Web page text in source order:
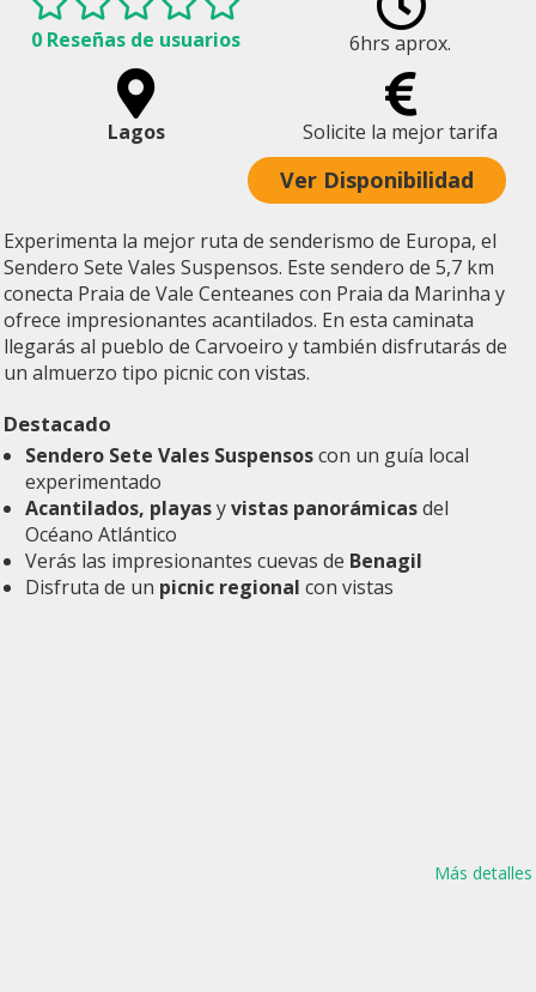
Praia da Marinha
0 Reseñas de usuarios 6hrs aprox.
Lagos Solicite la mejor tarifa
Ver Disponibilidad
Experimenta la mejor ruta de senderismo de Europa, el
Sendero Sete Vales Suspensos. Este sendero de 5,7 km
conecta Praia de Vale Centeanes con Praia da Marinha y
ofrece impresionantes acantilados. En esta caminata
llegarás al pueblo de Carvoeiro y también disfrutarás de
un almuerzo tipo picnic con vistas.
Destacado
Sendero Sete Vales Suspensoscon un guía local
experimentado
Acantilados, playasyvistas panorámicasdel
Océano Atlántico
Verás las impresionantes cuevas de Benagil
Disfruta de un picnic regional con vistas
Más detalles